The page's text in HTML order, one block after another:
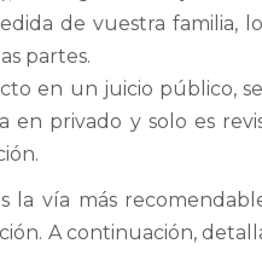
de vuestra familia,
partes.
en un juicio público,
en privado y solo es
vía más
A continuación,